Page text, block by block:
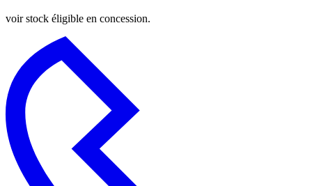
voir stock éligible en concession.